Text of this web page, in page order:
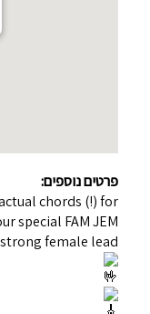
פרטים נוספים:
chords (!) for
special FAM JEM!
female lead